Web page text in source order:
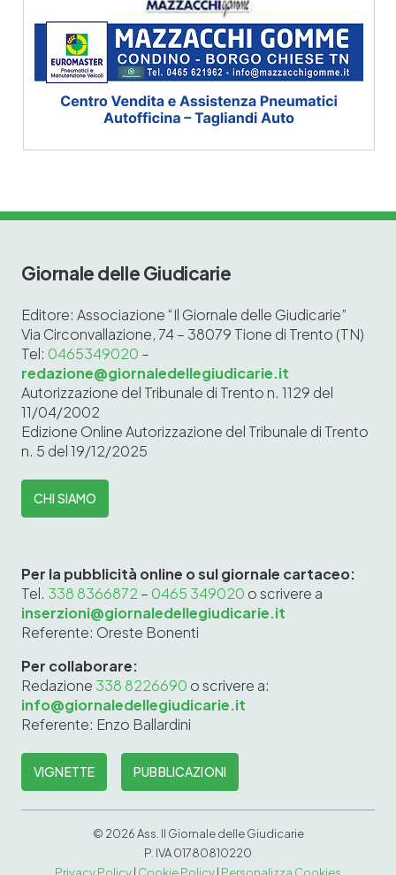
Giornale delle Giudicarie
Editore: Associazione “Il Giornale delle Giudicarie”
Via Circonvallazione, 74 – 38079 Tione di Trento (TN)
Tel: 0465349020 –
redazione@giornaledellegiudicarie.it
Autorizzazione del Tribunale di Trento n. 1129 del
11/04/2002
Edizione OnlineAutorizzazione del Tribunale di Trento
n. 5 del 19/12/2025
CHI SIAMO
Per la pubblicità online o sul giornale cartaceo:
Tel. 338 8366872 – 0465 349020 o scrivere a
inserzioni@giornaledellegiudicarie.it
Referente: Oreste Bonenti
Per collaborare:
Redazione 338 8226690 o scrivere a:
info@giornaledellegiudicarie.it
Referente: Enzo Ballardini
VIGNETTE PUBBLICAZIONI
© 2026 Ass. Il Giornale delle Giudicarie
P. IVA 01780810220